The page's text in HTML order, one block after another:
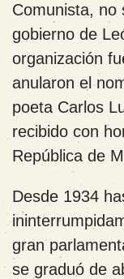
Comunista, no
gobierno de
organización
anularon el
poeta Carlos
recibido con
República de
Desde 1934
gran
se graduó de